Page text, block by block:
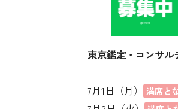
東京鑑定・コンサル
7月1日（月） 満席と